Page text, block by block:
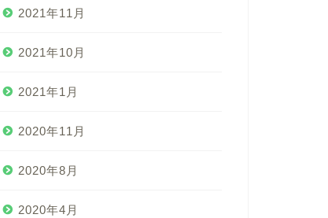
2021年11月
2021年10月
2021年1月
2020年11月
2020年8月
2020年4月